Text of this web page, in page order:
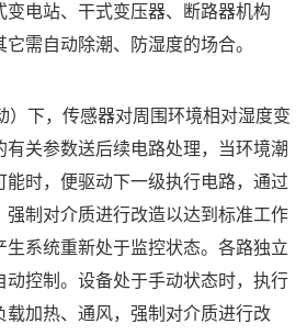
变电站、干式变压器、断路器机构
需自动除潮、防湿度的场合。
）下，传感器对周围环境相对湿度变
有关参数送后续电路处理，当环境潮
能时，便驱动下一级执行电路，通过
强制对介质进行改造以达到标准工作
生系统重新处于监控状态。各路独立
动控制。设备处于手动状态时，执行
载加热、通风，强制对介质进行改